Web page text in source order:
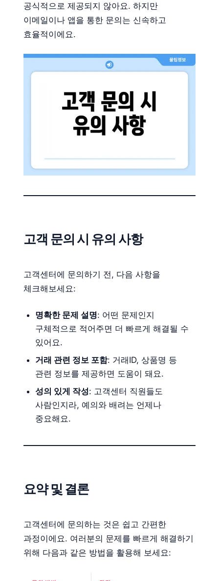
공식적으로 제공되지 않아요. 하지만
이메일이나 앱을 통한 문의는 신속하고
효율적이에요.
고객 문의 시 유의 사항
고객센터에 문의하기 전, 다음 사항을
체크해보세요:
명확한 문제 설명: 어떤 문제인지
구체적으로 적어주면 더 빠르게 해결될 수
있어요.
거래 관련 정보 포함: 거래ID, 상품명 등
관련 정보를 제공하면 도움이 돼요.
성의 있게 작성: 고객센터 직원들도
사람인지라, 예의와 배려는 언제나
중요해요.
요약 및 결론
고객센터에 문의하는 것은 쉽고 간편한
과정이에요. 여러분의 문제를 빠르게 해결하기
위해 다음과 같은 방법을 활용해 보세요: